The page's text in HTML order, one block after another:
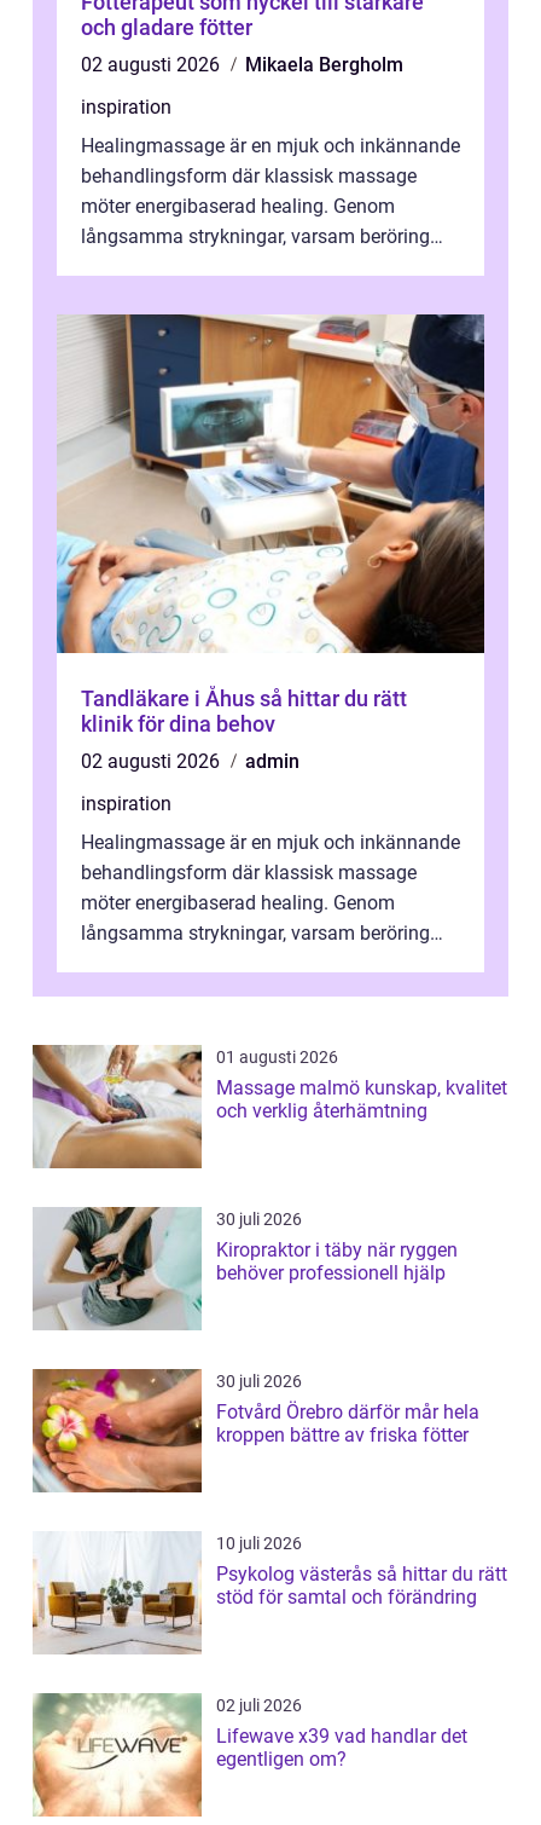
och gladare fötter
02 augusti 2026
Mikaela Bergholm
inspiration
Healingmassage är en mjuk och inkännande
behandlingsform där klassisk massage
möter energibaserad healing. Genom
långsamma strykningar, varsam beröring
Tandläkare i Åhus så hittar du rätt
klinik för dina behov
02 augusti 2026
admin
inspiration
Healingmassage är en mjuk och inkännande
behandlingsform där klassisk massage
möter energibaserad healing. Genom
långsamma strykningar, varsam beröring
nervsys...
01 augusti 2026
Massage malmö kunskap, kvalitet
och verklig återhämtning
30 juli 2026
Kiropraktor i täby när ryggen
behöver professionell hjälp
30 juli 2026
Fotvård Örebro därför mår hela
kroppen bättre av friska fötter
10 juli 2026
Psykolog västerås så hittar du rätt
stöd för samtal och förändring
02 juli 2026
Lifewave x39 vad handlar det
egentligen om?